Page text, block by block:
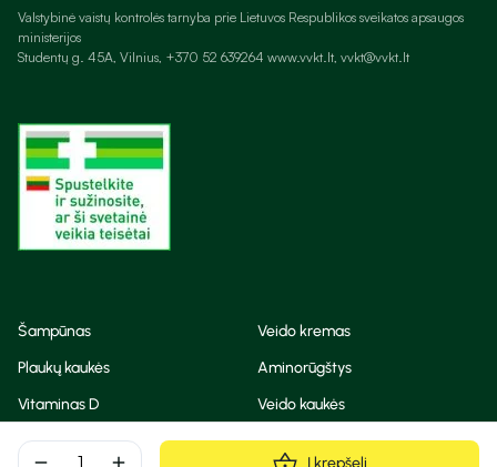
remove add Į krepšelį
Valstybinė vaistų kontrolės tarnyba prie Lietuvos Respublikos sveikatos apsaugos
ministerijos
Studentų g. 45A, Vilnius, +370 52 639264 www.vvkt.lt, vvkt@vvkt.lt
Šampūnas
Veido kremas
Plaukų kaukės
Aminorūgštys
Vitaminas D
Veido kaukės
Korėjietiška kosmetika
Eteriniai aliejai